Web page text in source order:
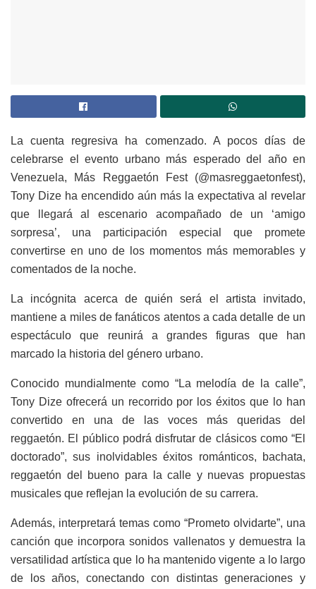
La cuenta regresiva ha comenzado. A pocos días de
celebrarse el evento urbano más esperado del año en
Venezuela, Más Reggaetón Fest (@masreggaetonfest),
Tony Dize ha encendido aún más la expectativa al revelar
que llegará al escenario acompañado de un ‘amigo
sorpresa’, una participación especial que promete
convertirse en uno de los momentos más memorables y
comentados de la noche.
La incógnita acerca de quién será el artista invitado,
mantiene a miles de fanáticos atentos a cada detalle de un
espectáculo que reunirá a grandes figuras que han
marcado la historia del género urbano.
Conocido mundialmente como “La melodía de la calle”,
Tony Dize ofrecerá un recorrido por los éxitos que lo han
convertido en una de las voces más queridas del
reggaetón. El público podrá disfrutar de clásicos como “El
doctorado”, sus inolvidables éxitos románticos, bachata,
reggaetón del bueno para la calle y nuevas propuestas
musicales que reflejan la evolución de su carrera.
Además, interpretará temas como “Prometo olvidarte”, una
canción que incorpora sonidos vallenatos y demuestra la
versatilidad artística que lo ha mantenido vigente a lo largo
de los años, conectando con distintas generaciones y